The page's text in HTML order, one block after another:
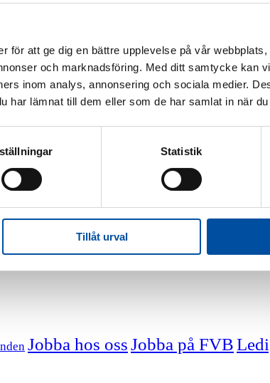
för att ge dig en bättre upplevelse på vår
och marknadsföring. Med ditt samtycke kan
inom analys, annonsering och sociala medier.
har lämnat till dem eller som de har samlat in när
Statistik
Tillåt urval
Jobba hos ossJobba på FVB